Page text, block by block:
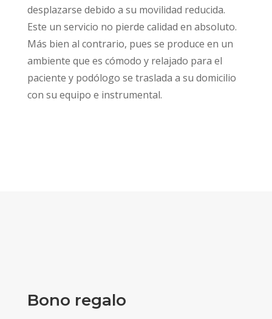
desplazarse debido a su movilidad reducida.
Este un servicio no pierde calidad en absoluto.
Más bien al contrario, pues se produce en un
ambiente que es cómodo y relajado para el
paciente y podólogo se traslada a su domicilio
con su equipo e instrumental.
Bono regalo